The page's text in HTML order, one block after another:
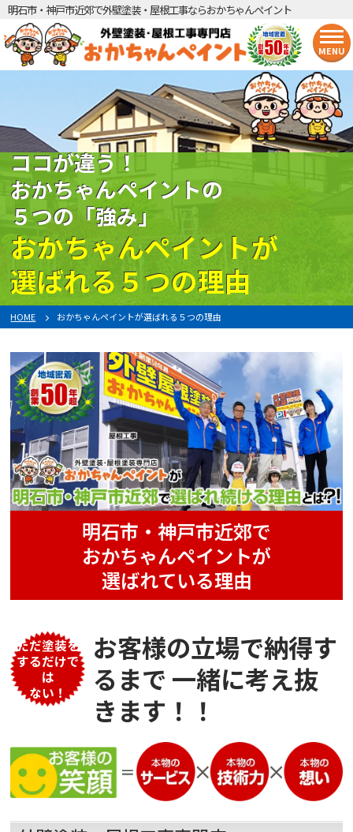
明石市・神戸市近郊で外壁塗装・屋根工事ならおかちゃんペイント
MENU
ココが違う！
おかちゃんペイントの
５つの「強み」
おかちゃんペイントが
選ばれる５つの理由
HOME おかちゃんペイントが選ばれる５つの理由
明石市・神戸市近郊で
おかちゃんペイントが
選ばれている理由
ただ塗装を
するだけで
は
ない！
お客様の立場で納得す
るまで 一緒に考え抜
きます！！